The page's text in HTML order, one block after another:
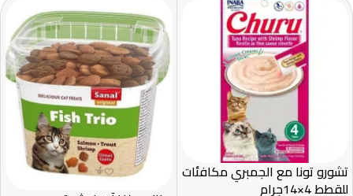
تشورو تونا مع الجمبري مكافئات
للقطط 4×14جرام